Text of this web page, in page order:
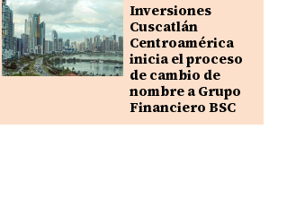
Inversiones
Cuscatlán
Centroamérica
inicia el proceso
de cambio de
nombre a Grupo
Financiero BSC